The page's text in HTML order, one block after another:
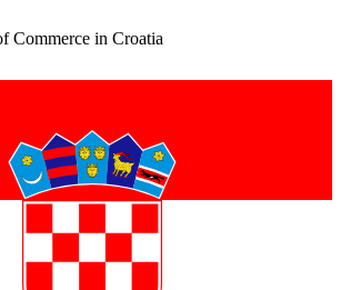
Commerce in Croatia